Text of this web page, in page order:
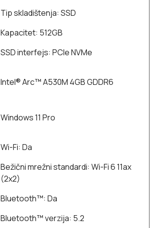
Tip skladištenja: SSD
Kapacitet: 512GB
SSD interfejs: PCIe NVMe
Intel® Arc™ A530M 4GB GDDR6
Windows 11 Pro
Wi-Fi: Da
Bežični mrežni standardi: Wi-Fi 6 11ax
(2x2)
Bluetooth™: Da
Bluetooth™ verzija: 5.2